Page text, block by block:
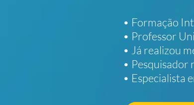
• Formação
• Professor
• Já realizou
• Pesquisador
• Especialista